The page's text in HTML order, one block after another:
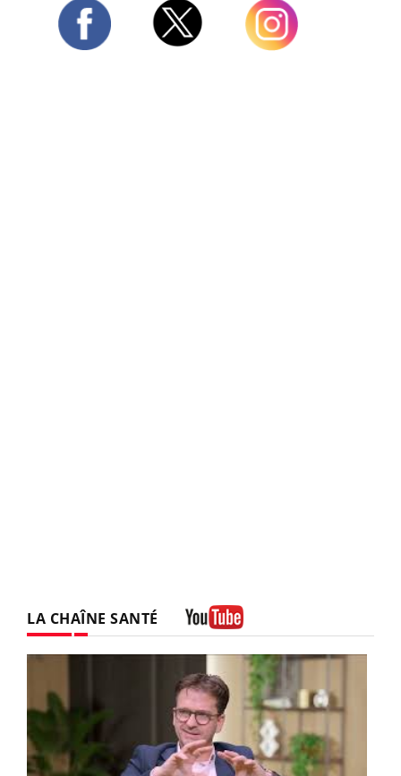
LA CHAÎNE SANTÉ